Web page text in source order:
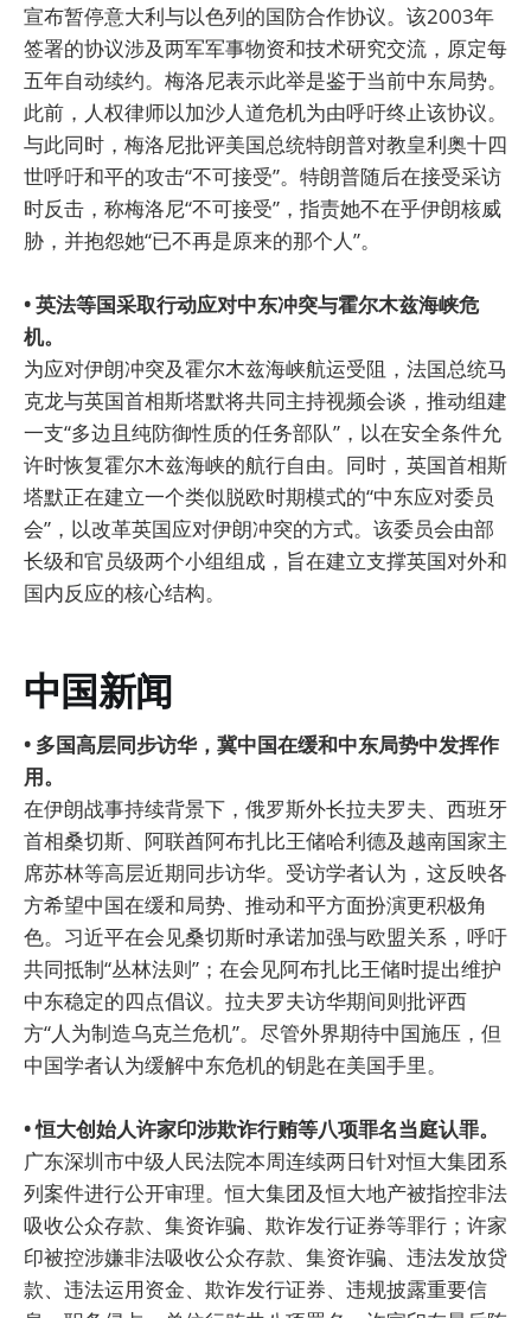
宣布暂停意大利与以色列的国防合作协议。该2003年
签署的协议涉及两军军事物资和技术研究交流，原定每
五年自动续约。梅洛尼表示此举是鉴于当前中东局势。
此前，人权律师以加沙人道危机为由呼吁终止该协议。
与此同时，梅洛尼批评美国总统特朗普对教皇利奥十四
世呼吁和平的攻击“不可接受”。特朗普随后在接受采访
时反击，称梅洛尼“不可接受”，指责她不在乎伊朗核威
胁，并抱怨她“已不再是原来的那个人”。
• 英法等国采取行动应对中东冲突与霍尔木兹海峡危
机。
为应对伊朗冲突及霍尔木兹海峡航运受阻，法国总统马
克龙与英国首相斯塔默将共同主持视频会谈，推动组建
一支“多边且纯防御性质的任务部队”，以在安全条件允
许时恢复霍尔木兹海峡的航行自由。同时，英国首相斯
塔默正在建立一个类似脱欧时期模式的“中东应对委员
会”，以改革英国应对伊朗冲突的方式。该委员会由部
长级和官员级两个小组组成，旨在建立支撑英国对外和
国内反应的核心结构。
中国新闻
• 多国高层同步访华，冀中国在缓和中东局势中发挥作
用。
在伊朗战事持续背景下，俄罗斯外长拉夫罗夫、西班牙
首相桑切斯、阿联酋阿布扎比王储哈利德及越南国家主
席苏林等高层近期同步访华。受访学者认为，这反映各
方希望中国在缓和局势、推动和平方面扮演更积极角
色。习近平在会见桑切斯时承诺加强与欧盟关系，呼吁
共同抵制“丛林法则”；在会见阿布扎比王储时提出维护
中东稳定的四点倡议。拉夫罗夫访华期间则批评西
方“人为制造乌克兰危机”。尽管外界期待中国施压，但
中国学者认为缓解中东危机的钥匙在美国手里。
• 恒大创始人许家印涉欺诈行贿等八项罪名当庭认罪。
广东深圳市中级人民法院本周连续两日针对恒大集团系
列案件进行公开审理。恒大集团及恒大地产被指控非法
吸收公众存款、集资诈骗、欺诈发行证券等罪行；许家
印被控涉嫌非法吸收公众存款、集资诈骗、违法发放贷
款、违法运用资金、欺诈发行证券、违规披露重要信